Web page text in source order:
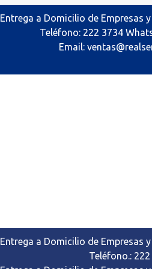
Entrega a Domicilio de Empresas
Teléfono: 222 3734
Email:
Entrega a Domicilio de Empresas
Teléfono.: